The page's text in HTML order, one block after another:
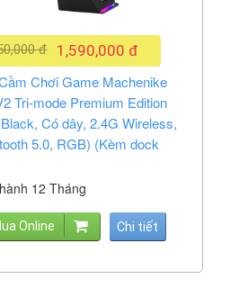
1,590,000 đ
đ
Chơi Game Machenike
Tri-mode Premium Edition
Có dây, 2.4G Wireless,
5.0, RGB) (Kèm dock
12 Tháng
Online Chi tiết